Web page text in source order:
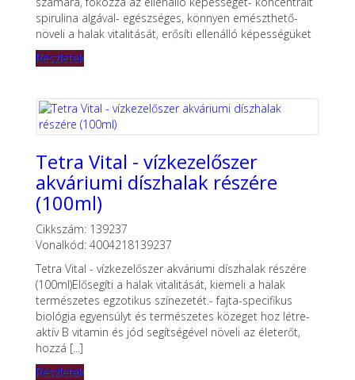
spirulina algával- egészséges, könnyen emészthető-
növeli a halak vitalitását, erősíti ellenálló képességüket
Részletek
Tetra Vital - vízkezelőszer
akváriumi díszhalak részére
(100ml)
Cikkszám: 139237
Vonalkód: 4004218139237
Tetra Vital - vízkezelőszer akváriumi díszhalak részére
(100ml)Elősegíti a halak vitalitását, kiemeli a halak
természetes egzotikus színezetét.- fajta-specifikus
biológia egyensúlyt és természetes közeget hoz létre-
aktív B vitamin és jód segítségével növeli az életerőt,
hozzá [...]
Részletek